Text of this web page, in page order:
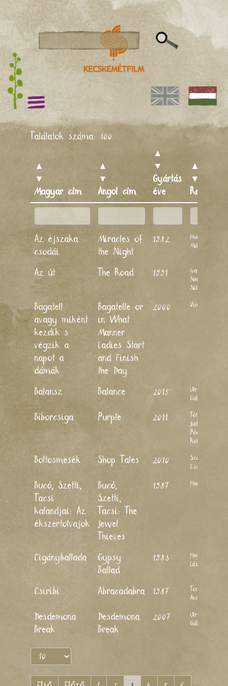
Találatok száma: 100
▲
▼
Magyar cím
▲
▼
Angol cím
▲
▼
Gyártás
éve
▲
▼
Rendező
Az éjszaka
csodái
Miracles of
the Night
1982
Horváth
Mária
Az út The Road 1991
Ivanov
Neikov
Nikolai
Bagatell
avagy miként
kezdik s
végzik a
napot a
dámák
Bagatelle or
in What
Manner
Ladies Start
and Finish
the Day
2000 Vincze Éva
Balansz Balance 2015
Ulrich
Gábor
Bíborcsiga Purple 2011
Tóth-Pócs
Judit, Tóth-
Pócs
Roland
Boltosmesék Shop Tales 2010
Szoboszlay
Eszter
Bucó, Szetti,
Tacsi
kalandjai: Az
ékszertolvajok
Bucó,
Szetti,
Tacsi: The
Jewel
Thieves
1987 Haui József
Cigányballada
Gypsy
Ballad
1983
Hegedűs
László
Csiribi Abracadabra 1987
Toró
Annamária
Desdemona
Break
Desdemona
Break
2007
Ulrich
Gábor